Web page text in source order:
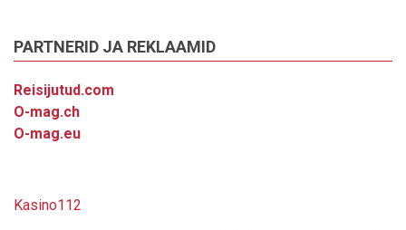
PARTNERID JA REKLAAMID
Reisijutud.com
O-mag.ch
O-mag.eu
Kasino112